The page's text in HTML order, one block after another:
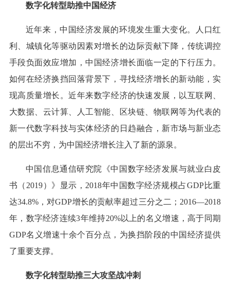
数字化转型助推中国经济
近年来，中国经济发展的环境发生重大变化。人口红
利、城镇化等驱动因素对增长的边际贡献下降，传统调控
手段负面效应增加，中国经济增长面临一定的下行压力。
如何在经济换挡回落背景下，寻找经济增长的新动能，实
现高质量增长。近年来数字经济的快速发展，以互联网、
大数据、云计算、人工智能、区块链、物联网等为代表的
新一代数字科技与实体经济的日趋融合，新市场与新业态
的层出不穷，为中国经济增长注入了新的源泉。
中国信息通信研究院《中国数字经济发展与就业白皮
书（2019）》显示，2018年中国数字经济规模占GDP比重
达34.8%，对GDP增长的贡献率超过三分之二；2016—2018
年，数字经济连续3年维持20%以上的名义增速，高于同期
GDP名义增速十余个百分点，为换挡阶段的中国经济提供
了重要支撑。
数字化转型助推三大攻坚战冲刺